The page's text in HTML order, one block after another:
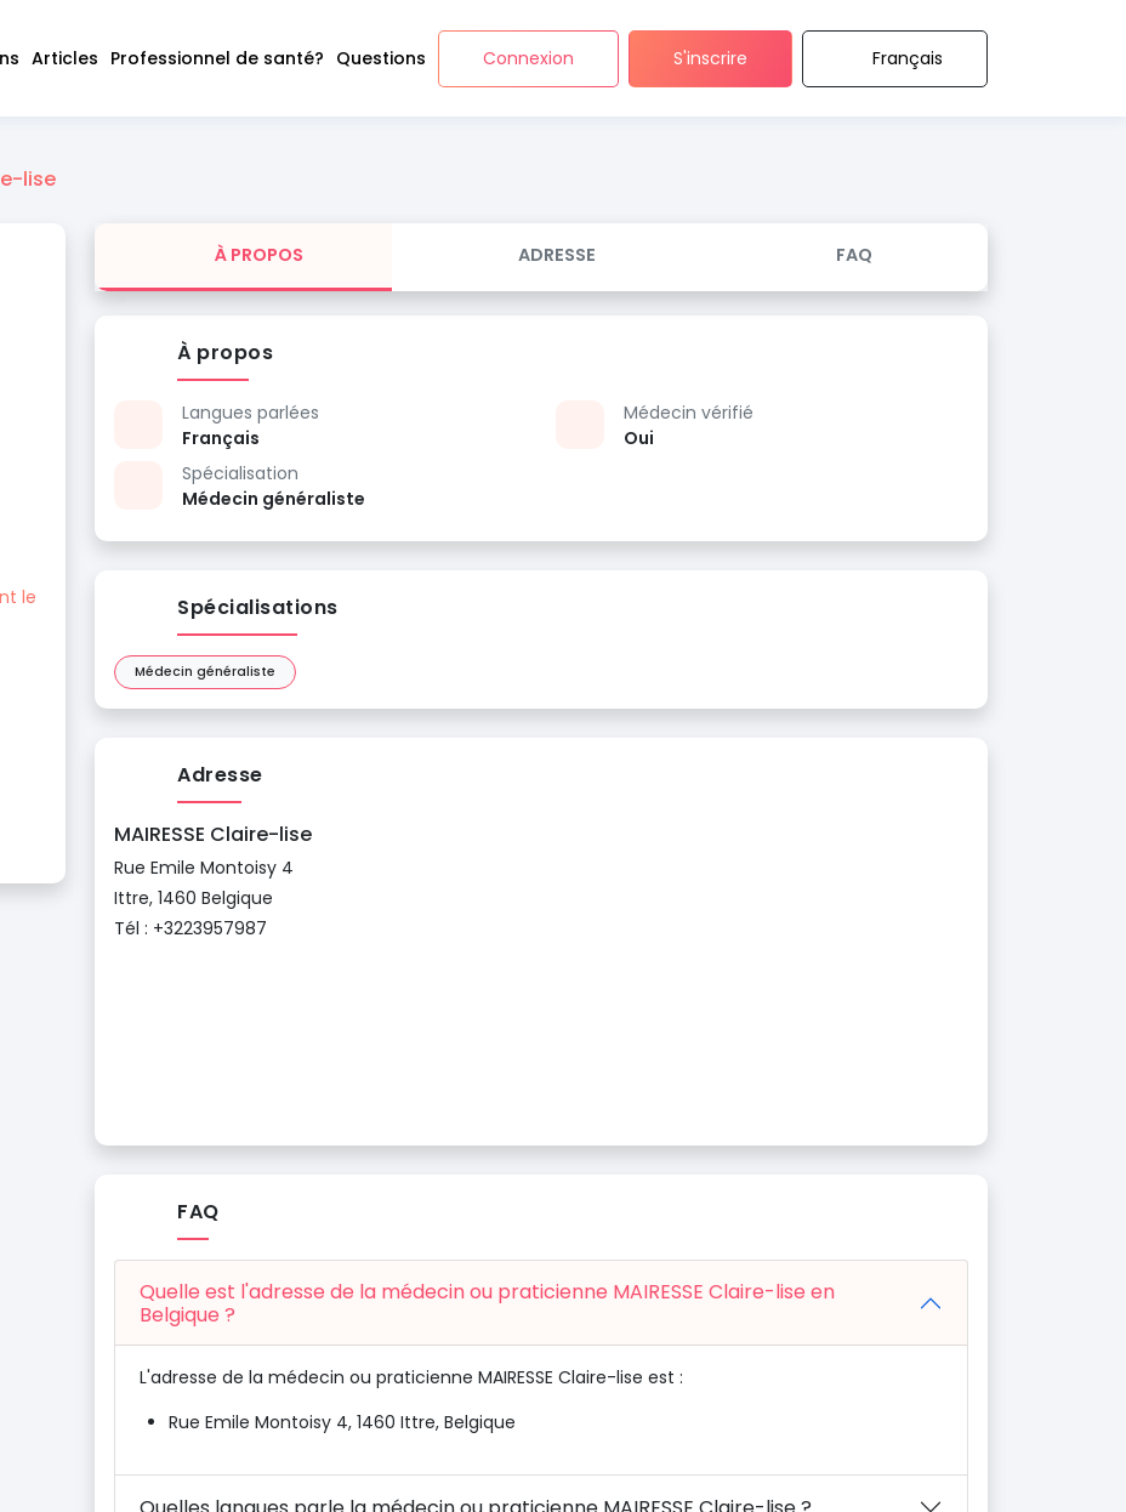
Articles Professionnel de santé? Questions Connexion S'inscrire Français
lise
le
À PROPOS ADRESSE FAQ
À propos
Langues parlées
Français
Spécialisation
Médecin généraliste
Médecin vérifié
Oui
Spécialisations
Médecin généraliste
Adresse
MAIRESSE Claire-lise
Rue Emile Montoisy 4
Ittre, 1460 Belgique
Tél : +3223957987
FAQ
Quelle est l'adresse de la médecin ou praticienne MAIRESSE Claire-lise en
Belgique ?
L'adresse de la médecin ou praticienne MAIRESSE Claire-lise est :
Rue Emile Montoisy 4, 1460 Ittre, Belgique